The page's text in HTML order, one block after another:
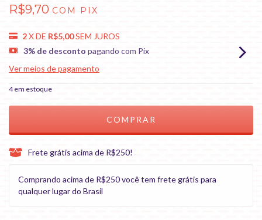
R$9,70 COM PIX
2X DE R$5,00SEM JUROS
3% de desconto pagando com Pix
Ver meios de pagamento
4em estoque
Frete grátis acima de R$250!
Comprando acima de R$250 você tem frete grátis para
qualquer lugar do Brasil